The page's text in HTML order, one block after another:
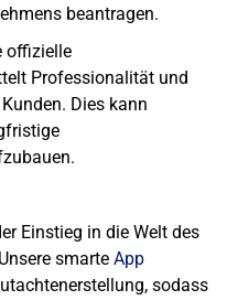
beantragen.
offizielle
Professionalität und
Dies kann
Einstieg in die Welt des
smarte App
sodass